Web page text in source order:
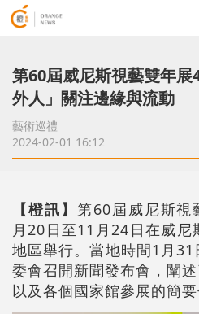
第60屆威尼斯視藝雙年
外人」關注邊緣與流動
藝術巡禮
2024-02-01 16:12
【橙訊】 第60屆威尼斯視
月20日至11月24日在威
地區舉行。當地時間1月
委會召開新聞發布會，闡
以及各個國家館參展的簡要